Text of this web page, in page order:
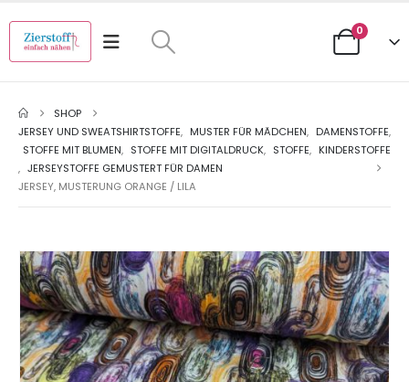
0
SHOP
JERSEY UND SWEATSHIRTSTOFFE, MUSTER FÜR MÄDCHEN, DAMENSTOFFE,
STOFFE MIT BLUMEN, STOFFE MIT DIGITALDRUCK, STOFFE, KINDERSTOFFE
, JERSEYSTOFFE GEMUSTERT FÜR DAMEN
JERSEY, MUSTERUNG ORANGE / LILA